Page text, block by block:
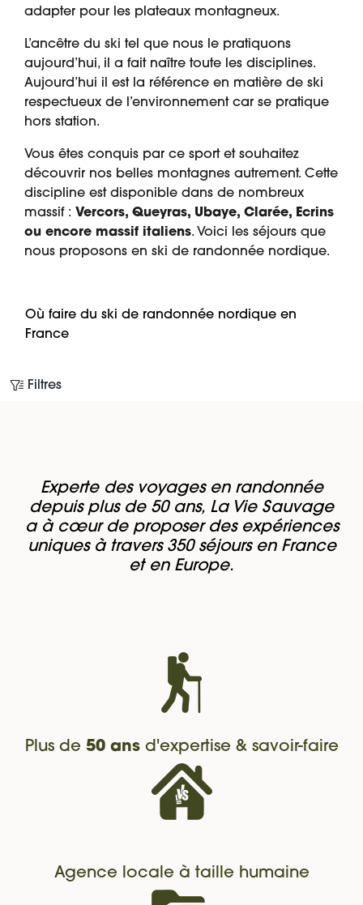
adapter pour les plateaux montagneux.
L’ancêtre du ski tel que nous le pratiquons
aujourd’hui, il a fait naître toute les disciplines.
Aujourd’hui il est la référence en matière de ski
respectueux de l’environnement car se pratique
hors station.
Vous êtes conquis par ce sport et souhaitez
découvrir nos belles montagnes autrement. Cette
discipline est disponible dans de nombreux
massif : Vercors, Queyras, Ubaye, Clarée, Ecrins
ou encore massif italiens. Voici les séjours que
nous proposons en ski de randonnée nordique.
Où faire du ski de randonnée nordique en
France
Filtres
Experte des voyages en randonnée
depuis plus de 50 ans, La Vie Sauvage
a à cœur de proposer des expériences
uniques à travers 350 séjours en France
et en Europe.
Plus de 50 ansd'expertise & savoir-faire
Agence locale à taille humaine